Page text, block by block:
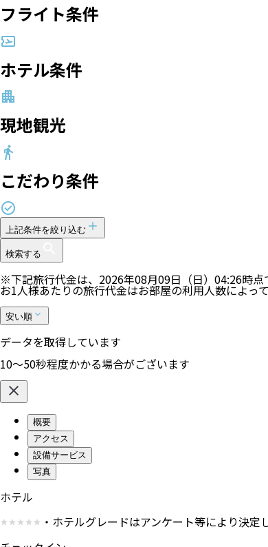
フライト条件
ホテル条件
現地観光
こだわり条件
上記条件を絞り込む
検索する
※下記旅行代金は、 2026年08月09日（日）04:26時点
お1人様あたりの旅行代金はお部屋の利用人数によっ
安い順
データを取得しています
10〜50秒程度かかる場合がございます
概要
アクセス
設備サービス
写真
ホテル
・ホテルグレードはアンケート等により決定